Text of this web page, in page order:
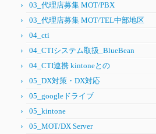
03_代理店募集 MOT/PBX
03_代理店募集 MOT/TEL中部地区
04_cti
04_CTIシステム取扱_BlueBean
04_CTI連携 kintoneとの
05_DX対策・DX対応
05_googleドライブ
05_kintone
05_MOT/DX Server